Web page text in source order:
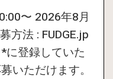
〜 2026年8月
方法 : FUDGE.jp
に登録していた
いただけます。